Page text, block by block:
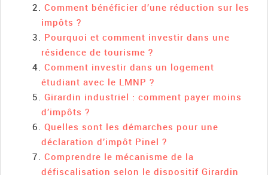
Comment bénéficier d’une réduction sur les
impôts ?
Pourquoi et comment investir dans une
résidence de tourisme ?
Comment investir dans un logement
étudiant avec le LMNP ?
Girardin industriel : comment payer moins
d’impôts ?
Quelles sont les démarches pour une
déclaration d’impôt Pinel ?
Comprendre le mécanisme de la
défiscalisation selon le dispositif Girardin